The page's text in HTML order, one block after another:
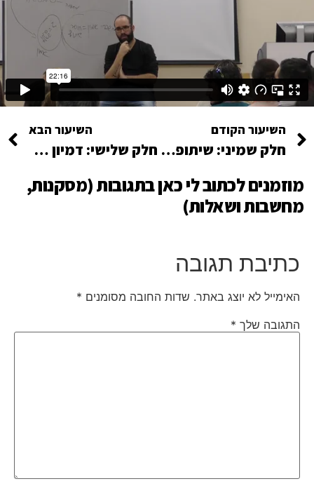
השיעור הקודם
חלק שמיני: שיתופים מהקהל
השיעור הבא
חלק שלישי: דמיון מודרך עוצמתי – הכרת תודה ליכולת שלנו להרגיש
מוזמנים לכתוב לי כאן בתגובות (מסקנות,
מחשבות ושאלות)
כתיבת תגובה
האימייל לא יוצג באתר. שדות החובה מסומנים *
התגובה שלך *